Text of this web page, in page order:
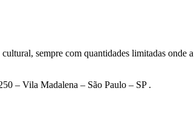
sempre com quantidades limitadas onde
– Vila Madalena – São Paulo – SP .